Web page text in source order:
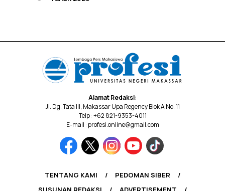
Alamat Redaksi:
Jl. Dg. Tata III, Makassar Upa Regency Blok A No. 11
Telp : +62 821-9353-4011
E-mail : profesi.online@gmail.com
TENTANG KAMI
PEDOMAN SIBER